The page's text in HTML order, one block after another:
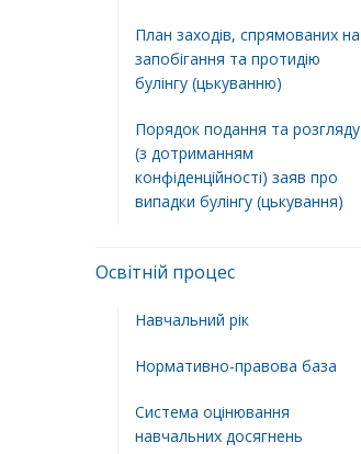
План заходів, спрямованих на
запобігання та протидію
булінгу (цькуванню)
Порядок подання та розгляду
(з дотриманням
конфіденційності) заяв про
випадки булінгу (цькування)
Освітній процес
Навчальний рік
Нормативно-правова база
Система оцінювання
навчальних досягнень